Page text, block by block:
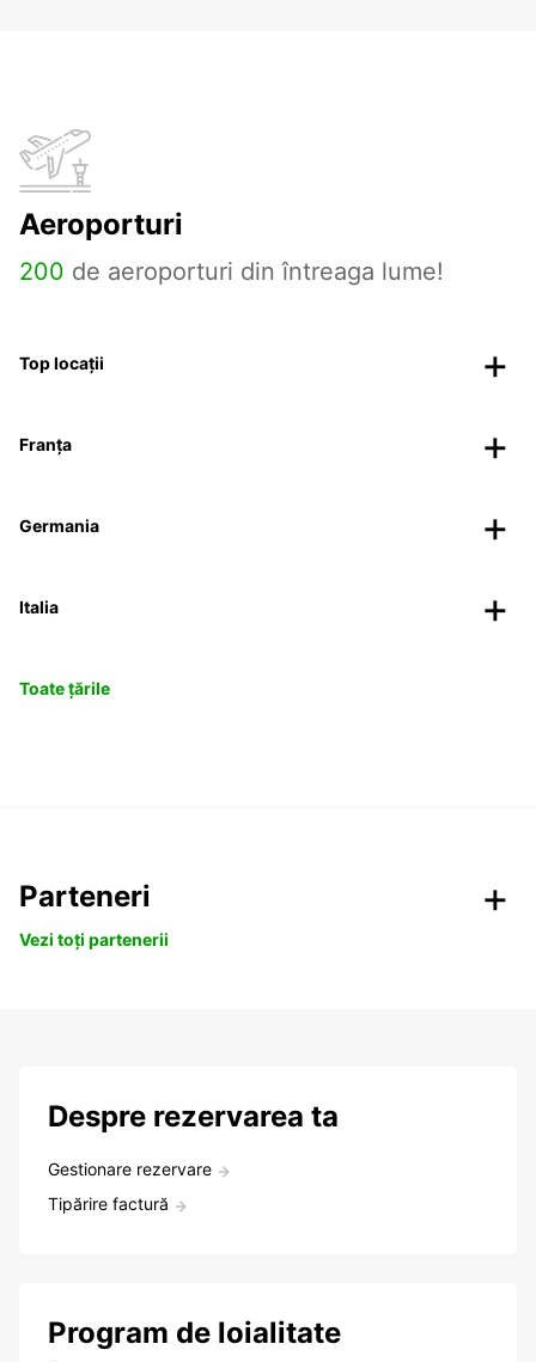
Aeroporturi
200 de aeroporturi din întreaga lume!
Top locații
Franța
Germania
Italia
Toate țările
Parteneri
Vezi toți partenerii
Despre rezervarea ta
Gestionare rezervare
Tipărire factură
Program de loialitate